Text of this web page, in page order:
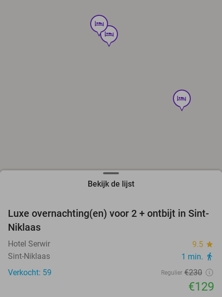
hotel
hotel
hotel
Bekijk de lijst
44%
Luxe overnachting(en) voor 2 + ontbijt in Sint-
Niklaas
Hotel Serwir 9.5 star
Sint-Niklaas 1 min. directions_walk
Verkocht: 59 Regulier €230
€129